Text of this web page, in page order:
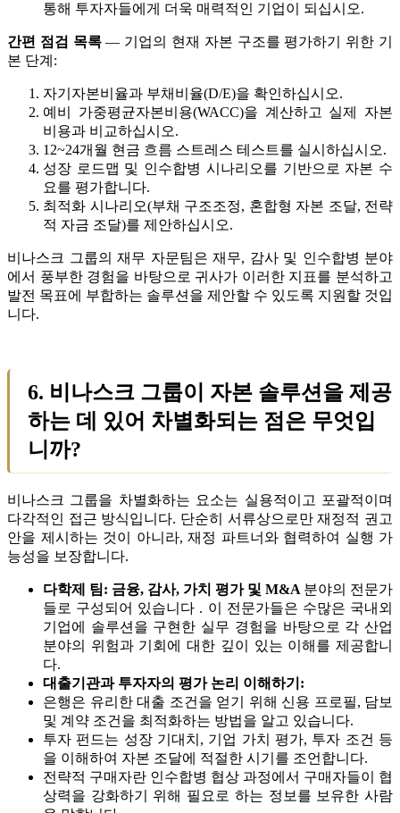
통해 투자자들에게 더욱 매력적인 기업이 되십시오.
간편 점검 목록— 기업의 현재 자본 구조를 평가하기 위한 기
본 단계:
자기자본비율과 부채비율(D/E)을 확인하십시오.
예비 가중평균자본비용(WACC)을 계산하고 실제 자본
비용과 비교하십시오.
12~24개월 현금 흐름 스트레스 테스트를 실시하십시오.
성장 로드맵 및 인수합병 시나리오를 기반으로 자본 수
요를 평가합니다.
최적화 시나리오(부채 구조조정, 혼합형 자본 조달, 전략
적 자금 조달)를 제안하십시오.
비나스크 그룹의 재무 자문팀은 재무, 감사 및 인수합병 분야
에서 풍부한 경험을 바탕으로 귀사가 이러한 지표를 분석하고
발전 목표에 부합하는 솔루션을 제안할 수 있도록 지원할 것입
니다.
6. 비나스크 그룹이 자본 솔루션을 제공
하는 데 있어 차별화되는 점은 무엇입
니까?
비나스크 그룹을 차별화하는 요소는 실용적이고 포괄적이며
다각적인 접근 방식입니다. 단순히 서류상으로만 재정적 권고
안을 제시하는 것이 아니라, 재정 파트너와 협력하여 실행 가
능성을 보장합니다.
다학제 팀: 금융, 감사, 가치 평가 및 M&A 분야의 전문가
들로 구성되어 있습니다 . 이 전문가들은 수많은 국내외
기업에 솔루션을 구현한 실무 경험을 바탕으로 각 산업
분야의 위험과 기회에 대한 깊이 있는 이해를 제공합니
다.
대출기관과 투자자의 평가 논리 이해하기:
은행은 유리한 대출 조건을 얻기 위해 신용 프로필, 담보
및 계약 조건을 최적화하는 방법을 알고 있습니다.
투자 펀드는 성장 기대치, 기업 가치 평가, 투자 조건 등
을 이해하여 자본 조달에 적절한 시기를 조언합니다.
전략적 구매자란 인수합병 협상 과정에서 구매자들이 협
상력을 강화하기 위해 필요로 하는 정보를 보유한 사람